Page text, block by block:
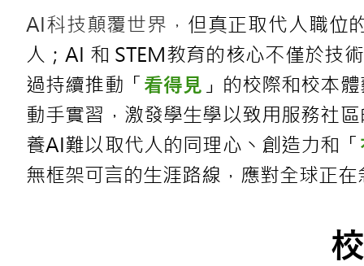
AI科技顛覆世界， 但真正取代人職位
人；AI 和 STEM教育的核心不僅於技
過持續推動「 看得見 」的校際和校本
動手實習 ，激發學生學以致用服務社
養AI難以取代人的同理心丶創造力和「
無框架可言的⽣涯路線， 應對全球正